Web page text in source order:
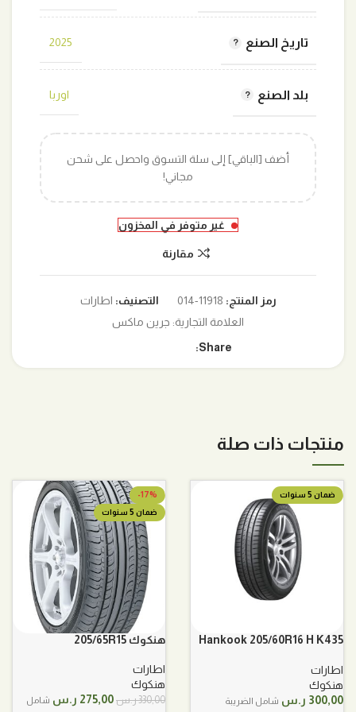
تاريخ الصنع 2025
بلد الصنع اوربا
أضف [الباقي] إلى سلة التسوق واحصل على شحن
مجاني!
غير متوفر في المخزون
مقارنة
رمز المنتج: 11918-014 التصنيف: اطارات
العلامة التجارية: جرين ماكس
Share:
منتجات ذات صلة
ضمان 5 سنوات
Hankook 205/60R16 H K435
اطارات
هنكوك
300,00 ر.س شامل الضريبة
-17%
ضمان 5 سنوات
هنكوك 205/65R15
اطارات
هنكوك
330,00ر.س السعر
275,00 ر.س السعر
شامل